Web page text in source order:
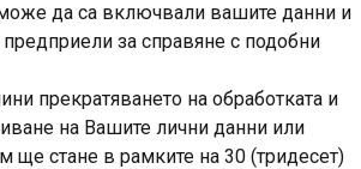
може да са включвали вашите данни и
за справяне с подобни
прекратяването на обработката и
на Вашите лични данни или
ще стане в рамките на 30 (тридесет)